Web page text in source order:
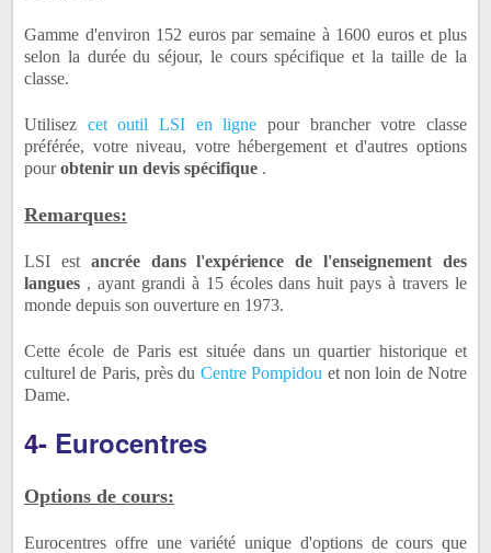
Gamme d'environ 152 euros par semaine à 1600 euros et plus
selon la durée du séjour, le cours spécifique et la taille de la
classe.
Utilisez cet outil LSI en ligne pour brancher votre classe
préférée, votre niveau, votre hébergement et d'autres options
pourobtenir un devis spécifique .
Remarques:
LSI est ancrée dans l'expérience de l'enseignement des
langues , ayant grandi à 15 écoles dans huit pays à travers le
monde depuis son ouverture en 1973.
Cette école de Paris est située dans un quartier historique et
culturel de Paris, près du Centre Pompidou et non loin de Notre
Dame.
4- Eurocentres
Options de cours:
Eurocentres offre une variété unique d'options de cours que